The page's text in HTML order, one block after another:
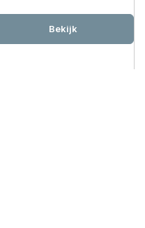
Bekijk